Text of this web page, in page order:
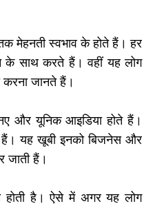
मेहनती स्वभाव के होते हैं। हर
के साथ करते हैं। वहीं यह लोग
करना जानते हैं।
और यूनिक आइडिया होते हैं।
हैं। यह खूबी इनको बिजनेस और
हैं।
होती है। ऐसे में अगर यह लोग